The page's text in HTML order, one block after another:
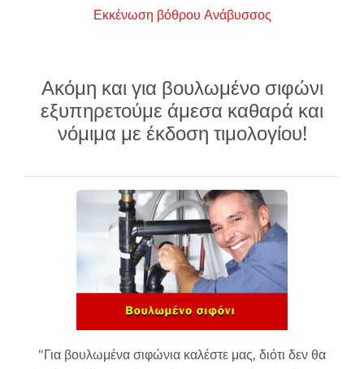
Εκκένωση βόθρου Ανάβυσσος
Ακόμη και για βουλωμένο σιφώνι
εξυπηρετούμε άμεσα καθαρά και
νόμιμα με έκδοση τιμολογίου!
"Για βουλωμένα σιφώνια καλέστε μας, διότι δεν θα